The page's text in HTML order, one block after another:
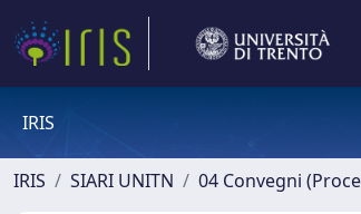
IRIS
IRIS SIARI UNITN 04 Convegni